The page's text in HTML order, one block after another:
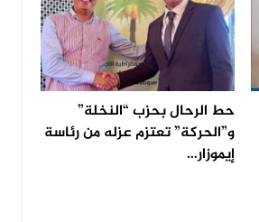
حط الرحال بحزب “النخلة”
و”الحركة” تعتزم عزله من رئاسة
إيموزار…